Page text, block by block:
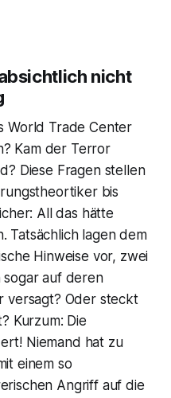
nicht
World Trade Center
Kam der Terror
Diese Fragen stellen
bis
All das hätte
Tatsächlich lagen dem
Hinweise vor, zwei
auf deren
versagt? Oder steckt
Kurzum: Die
Niemand hat zu
einem so
Angriff auf die